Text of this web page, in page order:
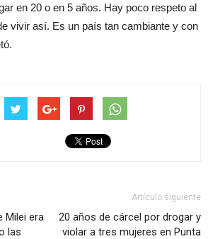
en 20 o en 5 años. Hay poco respeto al
vivir así. Es un país tan cambiante y con
Milei era
las
Artículo siguiente
20 años de cárcel por drogar y
violar a tres mujeres en Punta